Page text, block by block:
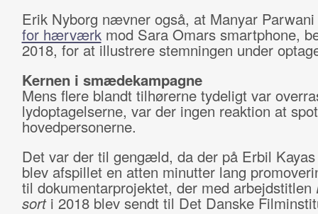
Erik Nyborg nævner også, at Manyar
for hærværkmod Sara Omars smartphone,
2018, for at illustrere stemningen under
Kernen i smædekampagne
Mens flere blandt tilhørerne tydeligt var
lydoptagelserne, var der ingen reaktion at
hovedpersonerne.
Det var der til gengæld, da der på Erbil
blev afspillet en atten minutter lang
til dokumentarprojektet, der med arbejdstitlen
sort i 2018 blev sendt til Det Danske